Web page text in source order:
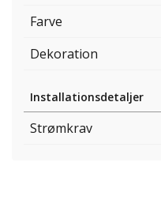
Farve
Dekoration
Installationsdetaljer
Strømkrav